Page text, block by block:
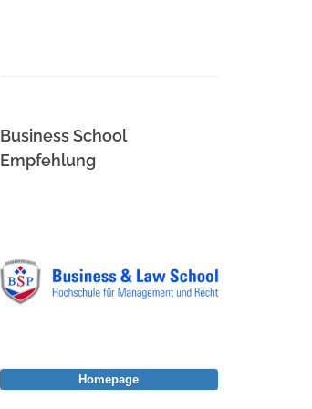
Business School
Empfehlung
Homepage